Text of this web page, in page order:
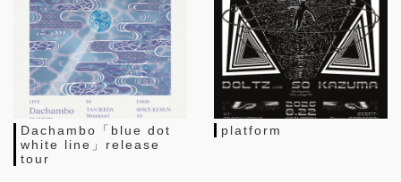
Dachambo「blue dot
white line」release
tour
platform